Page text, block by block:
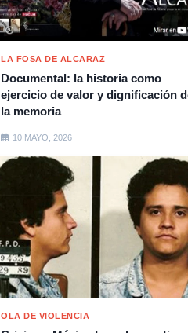
LA FOSA DE ALCARAZ
Documental: la historia como
ejercicio de valor y dignificación
la memoria
10 MAYO, 2026
OLA DE VIOLENCIA